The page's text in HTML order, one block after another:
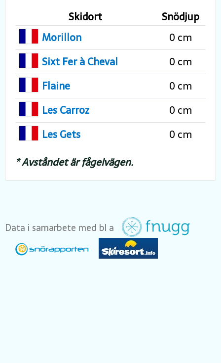
Skidort
Snödjup
Morillon
0 cm
Sixt Fer à Cheval
0 cm
Flaine
0 cm
Les Carroz
0 cm
Les Gets
0 cm
* Avståndet är fågelvägen.
Data i samarbete med bl a